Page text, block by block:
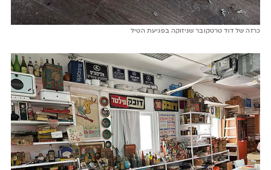
כרזה של דוד טרטקובר שניזוקה בפגיעת הטיל